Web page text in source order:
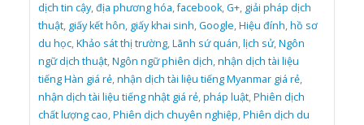
dịch tin cậy,địa phương hóa,facebook,G+, giải pháp dịch
thuật, giấy kết hôn, giấy khai sinh,Google,Hiệu đính,hồ sơ
du học,Khảo sát thị trường,Lãnh sứ quán,lịch sử,Ngôn
ngữ dịch thuật,Ngôn ngữ phiên dịch,nhận dịch tài liệu
tiếng Hàn giá rẻ,nhận dịch tài liệu tiếng Myanmar giá rẻ,
nhận dịch tài liệu tiếng nhật giá rẻ,pháp luật,Phiên dịch
chất lượng cao,Phiên dịch chuyên nghiệp,Phiên dịch du